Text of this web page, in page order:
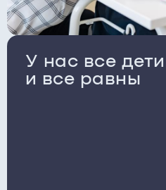
У нас все
и все равны